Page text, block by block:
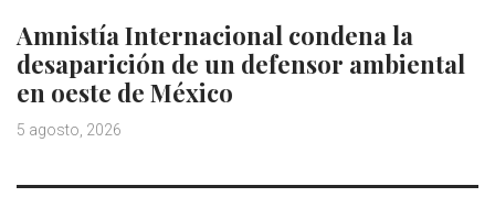
Amnistía Internacional condena la
desaparición de un defensor ambiental
en oeste de México
5 agosto, 2026